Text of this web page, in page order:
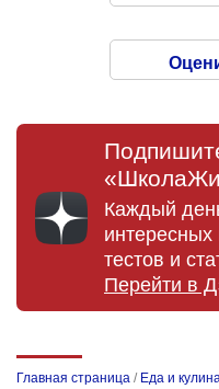
Каждый
интересных
тестов и
Перейти в
Главная страница / Еда и